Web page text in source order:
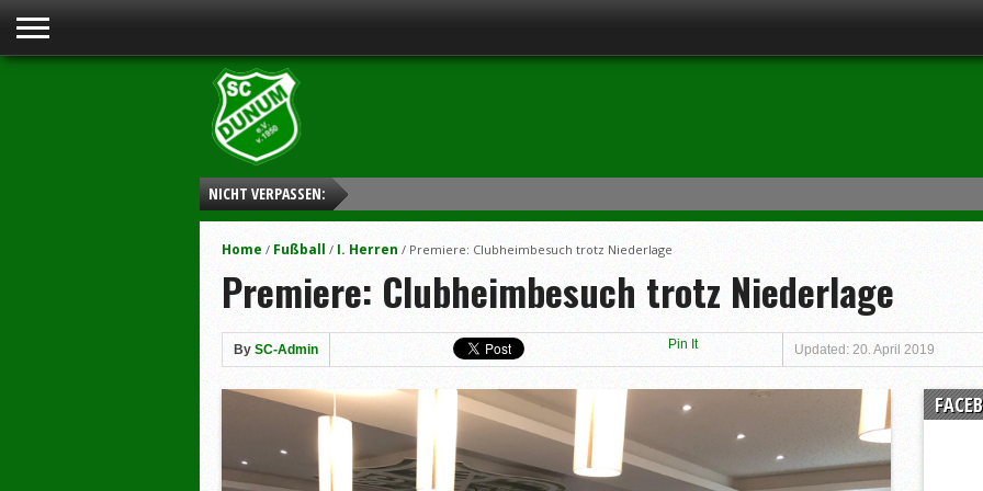
NICHT VERPASSEN:
Home / Fußball / I. Herren / Premiere: Clubheimbesuch trotz Niederlage
Premiere: Clubheimbesuch trotz Niederlage
By SC-Admin Pin It Updated: 20. April 2019